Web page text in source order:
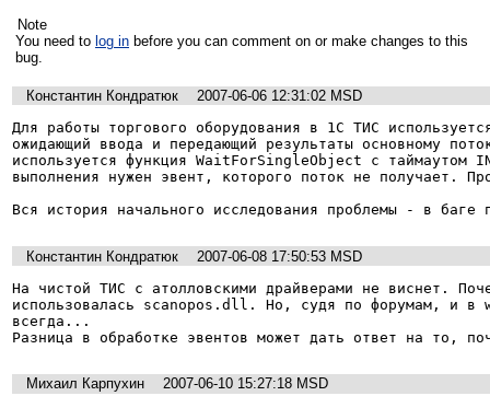
Note
You need to log in
bug.
Константин Кондратюк
2007-06-06 12:31:02 MSD
Для работы торгового оборудования в 1С ТИС
ожидающий ввода и передающий результаты основному
используется функция WaitForSingleObject с таймаутом
выполнения нужен эвент, которого поток не получает.
Вся история начального исследования проблемы - в
Константин Кондратюк
2007-06-08 17:50:53 MSD
На чистой ТИС с атолловскими драйверами не виснет.
использовалась scanopos.dll. Но, судя по форумам, и в
всегда...
Разница в обработке эвентов может дать ответ на то,
Михаил Карпухин
2007-06-10 15:27:18 MSD